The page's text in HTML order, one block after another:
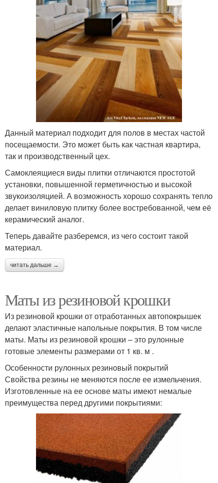
Данный материал подходит для полов в местах частой
посещаемости. Это может быть как частная квартира,
так и производственный цех.
Самоклеящиеся виды плитки отличаются простотой
установки, повышенной герметичностью и высокой
звукоизоляцией. А возможность хорошо сохранять тепло
делает виниловую плитку более востребованной, чем её
керамический аналог.
Теперь давайте разберемся, из чего состоит такой
материал.
читать дальше →
Маты из резиновой крошки
Из резиновой крошки от отработанных автопокрышек
делают эластичные напольные покрытия. В том числе
маты. Маты из резиновой крошки – это рулонные
готовые элементы размерами от 1 кв. м .
Особенности рулонных резиновый покрытий
Свойства резины не меняются после ее измельчения.
Изготовленные на ее основе маты имеют немалые
преимущества перед другими покрытиями: